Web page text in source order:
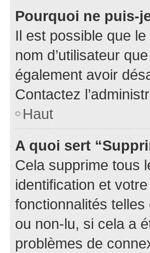
Pourquoi ne puis-
Il est possible que
nom d’utilisateur
également avoir
Contactez
Haut
A quoi sert
Cela supprime tous
identification et
fonctionnalités
ou non-lu, si cela a
problèmes de